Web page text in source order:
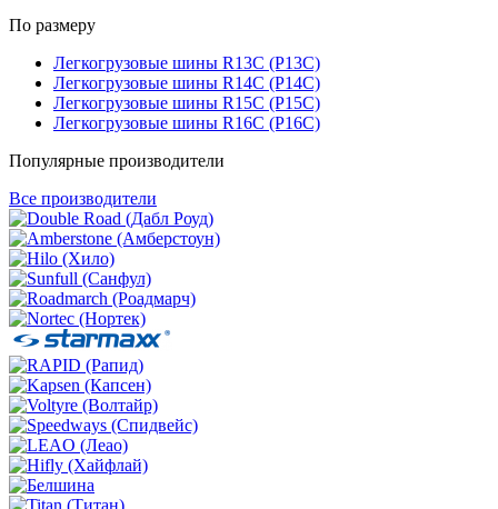
По размеру
Легкогрузовые шины R13C (Р13С)
Легкогрузовые шины R14C (Р14С)
Легкогрузовые шины R15C (Р15С)
Легкогрузовые шины R16C (Р16С)
Популярные производители
Все производители